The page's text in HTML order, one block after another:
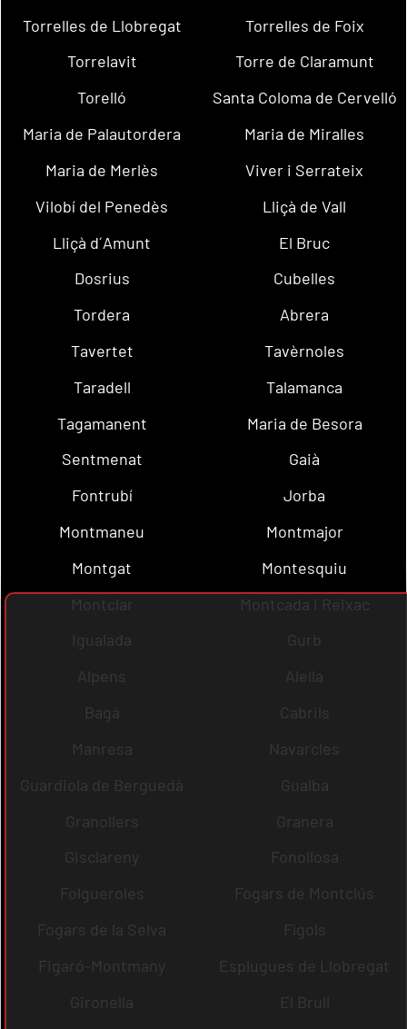
Torrelles de Llobregat
Torrelles de Foix
Torrelavit
Torre de Claramunt
Torelló
Santa Coloma de Cervelló
Maria de Palautordera
Maria de Miralles
Maria de Merlès
Viver i Serrateix
Vilobí del Penedès
Lliçà de Vall
Lliçà d´Amunt
El Bruc
Dosrius
Cubelles
Tordera
Abrera
Tavertet
Tavèrnoles
Taradell
Talamanca
Tagamanent
Maria de Besora
Sentmenat
Gaià
Fontrubí
Jorba
Montmaneu
Montmajor
Montgat
Montesquiu
Montclar
Montcada i Reixac
Igualada
Gurb
Alpens
Alella
Bagà
Cabrils
Manresa
Navarcles
Guardiola de Berguedà
Gualba
Granollers
Granera
Gisclareny
Fonollosa
Folgueroles
Fogars de Montclús
Fogars de la Selva
Fígols
Figaró-Montmany
Esplugues de Llobregat
Gironella
El Brull